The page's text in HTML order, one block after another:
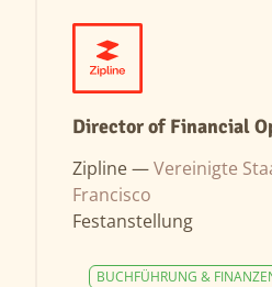
Director of Financial
Zipline —Vereinigte
Francisco
Festanstellung
BUCHFÜHRUNG &